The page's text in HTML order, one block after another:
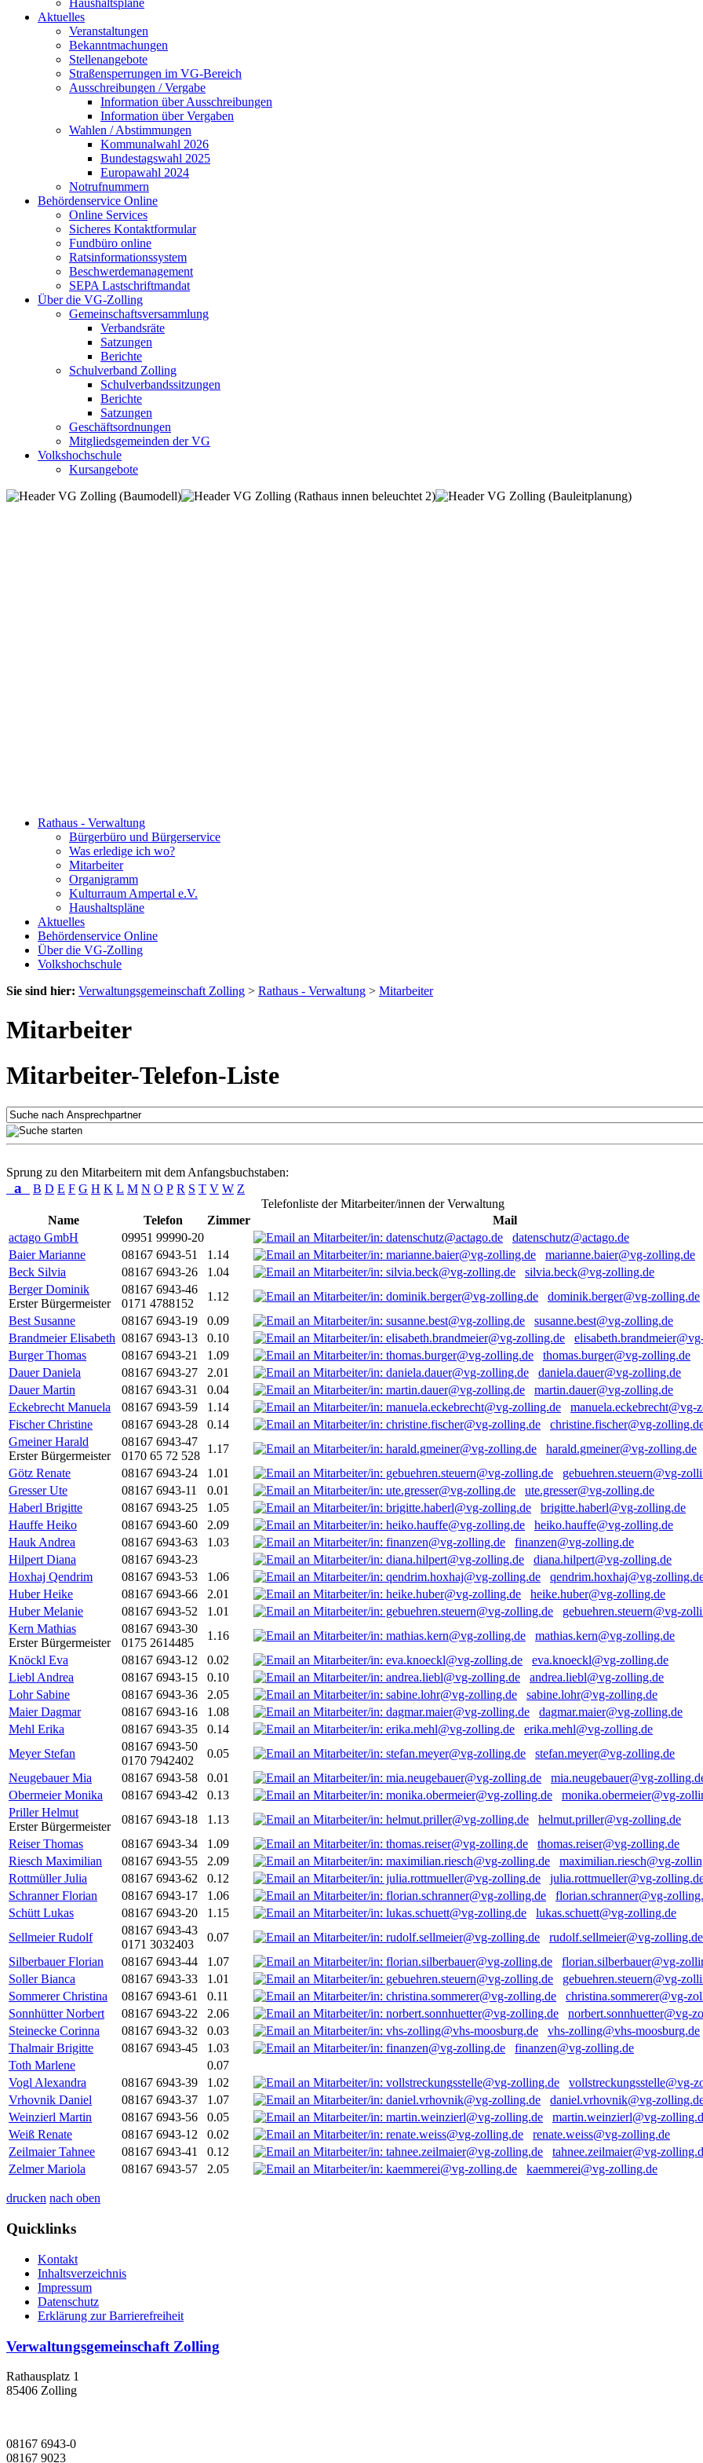
Haushaltspläne
Aktuelles
Veranstaltungen
Bekanntmachungen
Stellenangebote
Straßensperrungen im VG-Bereich
Ausschreibungen / Vergabe
Information über Ausschreibungen
Information über Vergaben
Wahlen / Abstimmungen
Kommunalwahl 2026
Bundestagswahl 2025
Europawahl 2024
Notrufnummern
Behördenservice Online
Online Services
Sicheres Kontaktformular
Fundbüro online
Ratsinformationssystem
Beschwerdemanagement
SEPA Lastschriftmandat
Über die VG-Zolling
Gemeinschaftsversammlung
Verbandsräte
Satzungen
Berichte
Schulverband Zolling
Schulverbandssitzungen
Berichte
Satzungen
Geschäftsordnungen
Mitgliedsgemeinden der VG
Volkshochschule
Kursangebote
Rathaus - Verwaltung
Bürgerbüro und Bürgerservice
Was erledige ich wo?
Mitarbeiter
Organigramm
Kulturraum Ampertal e.V.
Haushaltspläne
Aktuelles
Behördenservice Online
Über die VG-Zolling
Volkshochschule
Sie sind hier: Verwaltungsgemeinschaft Zolling > Rathaus - Verwaltung > Mitarbeiter
Mitarbeiter
Mitarbeiter-Telefon-Liste
Sprung zu den Mitarbeitern mit dem Anfangsbuchstaben:
a B D E F G H K L M N O P R S T V W Z
Telefonliste der Mitarbeiter/innen der Verwaltung
Name
Telefon Zimmer
Mail
actago GmbH
09951 99990-20
datenschutz@actago.de
Baier Marianne
08167 6943-51 1.14
marianne.baier@vg-zolling.de
Beck Silvia
08167 6943-26 1.04
silvia.beck@vg-zolling.de
Berger Dominik
Erster Bürgermeister
08167 6943-46
0171 4788152
1.12
dominik.berger@vg-zolling.de
Best Susanne
08167 6943-19 0.09
susanne.best@vg-zolling.de
Brandmeier Elisabeth 08167 6943-13 0.10
Burger Thomas
08167 6943-21 1.09
thomas.burger@vg-zolling.de
Dauer Daniela
08167 6943-27 2.01
daniela.dauer@vg-zolling.de
Dauer Martin
08167 6943-31 0.04
martin.dauer@vg-zolling.de
Eckebrecht Manuela
08167 6943-59 1.14
manuela.eckebrecht@vg-
Fischer Christine
08167 6943-28 0.14
christine.fischer@vg-
Gmeiner Harald
Erster Bürgermeister
08167 6943-47
0170 65 72 528
1.17
harald.gmeiner@vg-zolling.de
Götz Renate
08167 6943-24 1.01
gebuehren.steuern@vg-
Gresser Ute
08167 6943-11 0.01
ute.gresser@vg-zolling.de
Haberl Brigitte
08167 6943-25 1.05
brigitte.haberl@vg-zolling.de
Hauffe Heiko
08167 6943-60 2.09
heiko.hauffe@vg-zolling.de
Hauk Andrea
08167 6943-63 1.03
finanzen@vg-zolling.de
Hilpert Diana
08167 6943-23
diana.hilpert@vg-zolling.de
Hoxhaj Qendrim
08167 6943-53 1.06
qendrim.hoxhaj@vg-
Huber Heike
08167 6943-66 2.01
heike.huber@vg-zolling.de
Huber Melanie
08167 6943-52 1.01
gebuehren.steuern@vg-
Kern Mathias
Erster Bürgermeister
08167 6943-30
0175 2614485
1.16
mathias.kern@vg-zolling.de
Knöckl Eva
08167 6943-12 0.02
eva.knoeckl@vg-zolling.de
Liebl Andrea
08167 6943-15 0.10
andrea.liebl@vg-zolling.de
Lohr Sabine
08167 6943-36 2.05
sabine.lohr@vg-zolling.de
Maier Dagmar
08167 6943-16 1.08
dagmar.maier@vg-zolling.de
Mehl Erika
08167 6943-35 0.14
erika.mehl@vg-zolling.de
Meyer Stefan
08167 6943-50
0170 7942402
0.05
stefan.meyer@vg-zolling.de
Neugebauer Mia
08167 6943-58 0.01
mia.neugebauer@vg-
Obermeier Monika
08167 6943-42 0.13
monika.obermeier@vg-
Priller Helmut
Erster Bürgermeister
08167 6943-18 1.13
helmut.priller@vg-zolling.de
Reiser Thomas
08167 6943-34 1.09
thomas.reiser@vg-zolling.de
Riesch Maximilian
08167 6943-55 2.09
maximilian.riesch@vg-
Rottmüller Julia
08167 6943-62 0.12
julia.rottmueller@vg-
Schranner Florian
08167 6943-17 1.06
florian.schranner@vg-
Schütt Lukas
08167 6943-20 1.15
lukas.schuett@vg-zolling.de
Sellmeier Rudolf
08167 6943-43
0171 3032403
0.07
rudolf.sellmeier@vg-zolling.de
Silberbauer Florian
08167 6943-44 1.07
florian.silberbauer@vg-
Soller Bianca
08167 6943-33 1.01
gebuehren.steuern@vg-
Sommerer Christina
08167 6943-61 0.11
christina.sommerer@vg-
Sonnhütter Norbert
08167 6943-22 2.06
norbert.sonnhuetter@vg-
Steinecke Corinna
08167 6943-32 0.03
vhs-zolling@vhs-moosburg.de
Thalmair Brigitte
08167 6943-45 1.03
finanzen@vg-zolling.de
Toth Marlene
0.07
Vogl Alexandra
08167 6943-39 1.02
vollstreckungsstelle@vg-
Vrhovnik Daniel
08167 6943-37 1.07
daniel.vrhovnik@vg-
Weinzierl Martin
08167 6943-56 0.05
martin.weinzierl@vg-
Weiß Renate
08167 6943-12 0.02
renate.weiss@vg-zolling.de
Zeilmaier Tahnee
08167 6943-41 0.12
tahnee.zeilmaier@vg-
Zelmer Mariola
08167 6943-57 2.05 kaemmerei@vg-zolling.de
drucken nach oben
Quicklinks
Kontakt
Inhaltsverzeichnis
Impressum
Datenschutz
Erklärung zur Barrierefreiheit
Verwaltungsgemeinschaft Zolling
Rathausplatz 1
85406 Zolling
08167 6943-0
08167 9023